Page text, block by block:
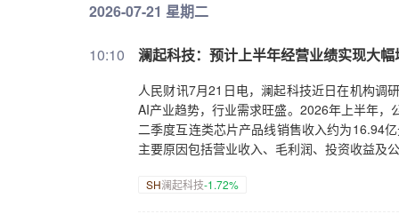
2026-07-21 星期二
10:10 澜起科技：预计上半年经营业绩实现大幅
人民财讯7月21日电，澜起科技近日在机构调
AI产业趋势，行业需求旺盛。2026年上半年
二季度互连类芯片产品线销售收入约为16.94
主要原因包括营业收入、毛利润、投资收益及
SH澜起科技-1.72%